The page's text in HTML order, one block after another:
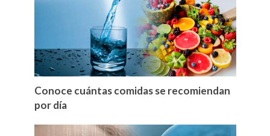
Conoce cuántas comidas se recomiendan
por día